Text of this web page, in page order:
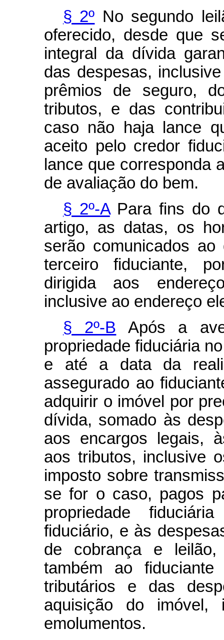
§ 2º No segundo
oferecido, desde que
integral da dívida
das despesas,
prêmios de seguro,
tributos, e das
caso não haja lance
aceito pelo credor
lance que corresponda
de avaliação do bem.
§ 2º-APara fins do
artigo, as datas, os
serão comunicados
terceiro fiduciante,
dirigida aos
inclusive ao endereço
§ 2º-B Após a
propriedade fiduciária
e até a data da
assegurado ao
adquirir o imóvel por
dívida, somado às
aos encargos legais,
aos tributos, inclusive
imposto sobre
se for o caso, pagos
propriedade
fiduciário, e às
de cobrança e
também ao
tributários e das
aquisição do
emolumentos.